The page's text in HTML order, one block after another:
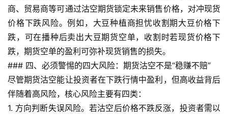
原
油
期
货
直
播
室
商、贸易商等可通过沽空期货锁定未来销售价格，对冲现货
价格下跌风险。例如，大豆种植商担忧收割期大豆价格下
跌，可在播种后卖出大豆期货空单，收割时若现货价格下
跌，期货空单的盈利可弥补现货销售的损失。
### 四、必须警惕的四大风险：期货沽空不是“稳赚不赔”
尽管期货沽空能让投资者在下跌行情中盈利，但高收益背后
伴随着高风险，核心风险主要有四类：
1. 方向判断失误风险。若沽空后价格不跌反涨，投资者需以